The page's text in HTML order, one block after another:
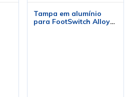
Tampa em alumínio
para FootSwitch Alloy